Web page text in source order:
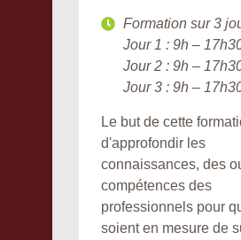
Formation sur 3
Jour 1 : 9h –
Jour 2 : 9h –
Jour 3 : 9h –
Le but de cette
d'approfondir les
connaissances, des
compétences des
professionnels pour
soient en mesure de